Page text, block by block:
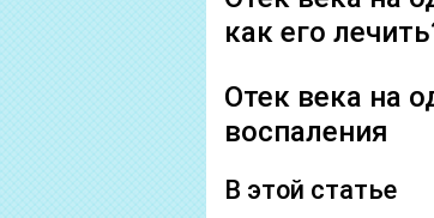
как его
Отек века на
воспаления
В этой статье